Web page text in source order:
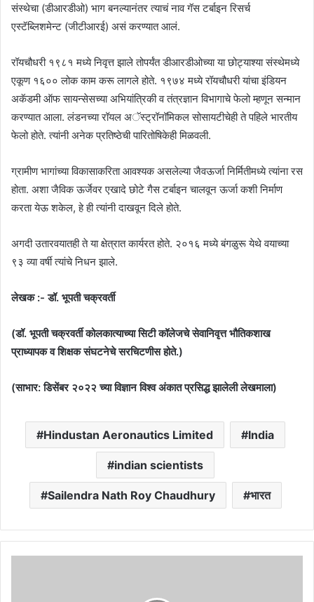
संस्थेचा (डीआरडीओ) भाग बनल्यानंतर त्याचं नाव गॅस टर्बाइन रिसर्च
एस्टॅब्लिशमेन्ट (जीटीआरई) असं करण्यात आलं.
रॉयचौधरी १९८१ मध्ये निवृत्त झाले तोपर्यंत डीआरडीओच्या या छोट्याश्या संस्थेमध्ये
एकूण १६०० लोक काम करू लागले होते. १९७४ मध्ये रॉयचौधरी यांचा इंडियन
अकॅडमी ऑफ सायन्सेसच्या अभियांत्रिकी व तंत्रज्ञान विभागाचे फेलो म्हणून सन्मान
करण्यात आला. लंडनच्या रॉयल अॅस्ट्रॉनॉमिकल सोसायटीचेही ते पहिले भारतीय
फेलो होते. त्यांनी अनेक प्रतिष्ठेची पारितोषिकेही मिळवली.
ग्रामीण भागांच्या विकासाकरिता आवश्यक असलेल्या जैवऊर्जा निर्मितीमध्ये त्यांना रस
होता. अशा जैविक ऊर्जेवर एखादे छोटे गैस टर्बाइन चालवून ऊर्जा कशी निर्माण
करता येऊ शकेल, हे ही त्यांनी दाखवून दिले होते.
अगदी उतारवयातही ते या क्षेत्रात कार्यरत होते. २०१६ मध्ये बंगळुरू येथे वयाच्या
९३ व्या वर्षी त्यांचे निधन झाले.
लेखक :- डॉ. भूपती चक्रवर्ती
(डॉ. भूपती चक्रवर्ती कोलकात्याच्या सिटी कॉलेजचे सेवानिवृत्त भौतिकशाख
प्राध्यापक व शिक्षक संघटनेचे सरचिटणीस होते.)
(साभार: डिसेंबर २०२२ च्या विज्ञान विश्व अंकात प्रसिद्ध झालेली लेखमाला)
Hindustan Aeronautics Limited India
indian scientists
Sailendra Nath Roy Chaudhury भारत